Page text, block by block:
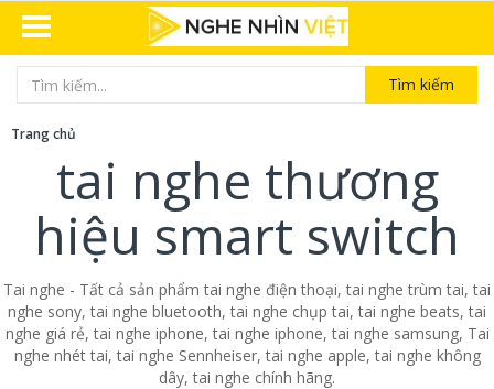
Tìm kiếm
Trang chủ
tai nghe thương
hiệu smart switch
Tai nghe - Tất cả sản phẩm tai nghe điện thoại, tai nghe trùm tai, tai
nghe sony, tai nghe bluetooth, tai nghe chụp tai, tai nghe beats, tai
nghe giá rẻ, tai nghe iphone, tai nghe iphone, tai nghe samsung, Tai
nghe nhét tai, tai nghe Sennheiser, tai nghe apple, tai nghe không
dây, tai nghe chính hãng.